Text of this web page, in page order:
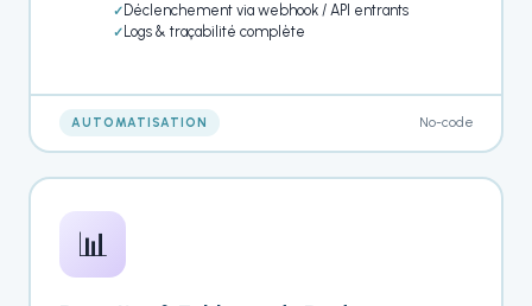
Déclenchement via webhook / API entrants
Logs & traçabilité complète
AUTOMATISATION No-code
📊